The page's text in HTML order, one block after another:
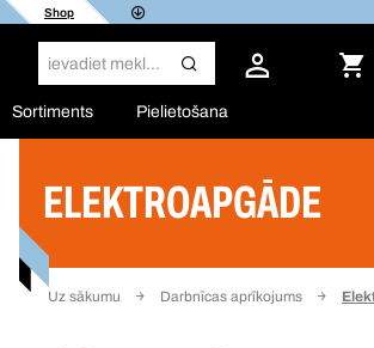
Shop
Sortiments Pielietošana
ELEKTROAPGĀDE
Uz sākumu Darbnīcas aprīkojums
Filtrs